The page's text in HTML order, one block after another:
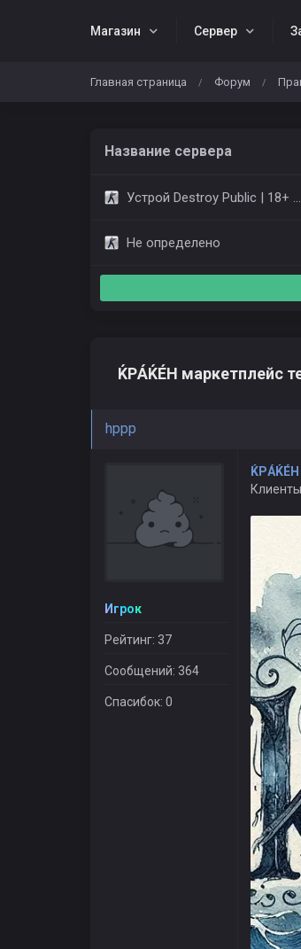
Магазин Cервер
Главная страница / Форум /
Название сервера
Устрой Destroy Public | 18+ Only Dust2
Не определено
ЌРÁЌÉH маркетплейс
hppp
Игрок
Рейтинг: 37
Сообщений: 364
Спасибок: 0